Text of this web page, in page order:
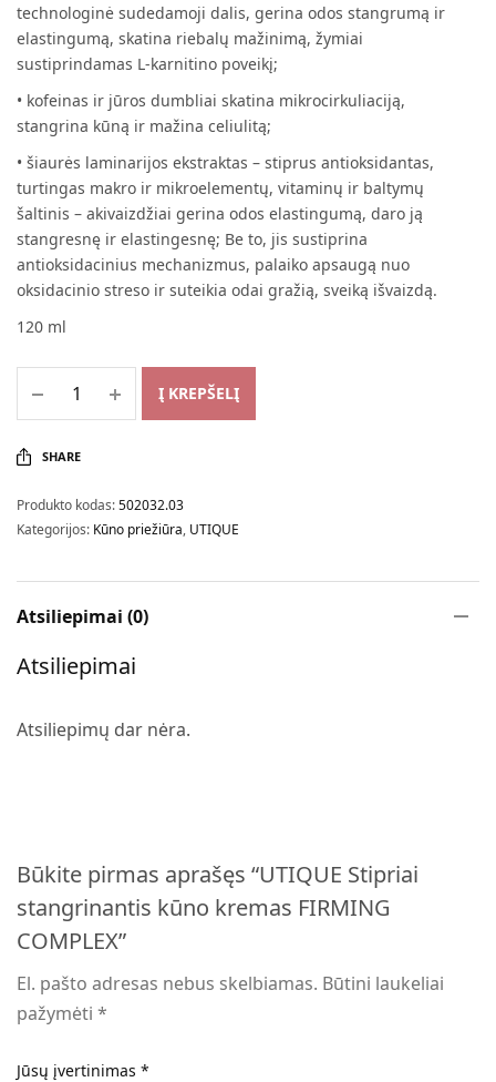
technologinė sudedamoji dalis, gerina odos stangrumą ir
elastingumą, skatina riebalų mažinimą, žymiai
sustiprindamas L-karnitino poveikį;
• kofeinas ir jūros dumbliai skatina mikrocirkuliaciją,
stangrina kūną ir mažina celiulitą;
• šiaurės laminarijos ekstraktas – stiprus antioksidantas,
turtingas makro ir mikroelementų, vitaminų ir baltymų
šaltinis – akivaizdžiai gerina odos elastingumą, daro ją
stangresnę ir elastingesnę; Be to, jis sustiprina
antioksidacinius mechanizmus, palaiko apsaugą nuo
oksidacinio streso ir suteikia odai gražią, sveiką išvaizdą.
120 ml
Į KREPŠELĮ
SHARE
Produkto kodas:502032.03
Kategorijos: Kūno priežiūra, UTIQUE
Atsiliepimai (0)
Atsiliepimai
Atsiliepimų dar nėra.
Būkite pirmas aprašęs “UTIQUE Stipriai
stangrinantis kūno kremas FIRMING
COMPLEX”
El. pašto adresas nebus skelbiamas. Būtini laukeliai
pažymėti*
Jūsų įvertinimas *